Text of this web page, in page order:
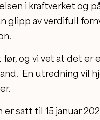
i kraftverket og
glipp av verdifull
før, og vi vet at det er
En utredning vil
satt til 15 januar